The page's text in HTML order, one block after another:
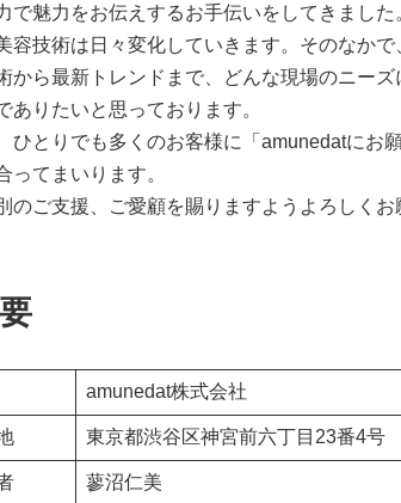
で魅力をお伝えするお手伝いをしてきました
容技術は日々変化していきます。そのなか
から最新トレンドまで、どんな現場のニー
ありたいと思っております。
ひとりでも多くのお客様に「amunedatにお
ってまいります。
のご支援、ご愛顧を賜りますようよろしくお
amunedat株式会社
東京都渋谷区神宮前六丁目23番4
蓼沼仁美